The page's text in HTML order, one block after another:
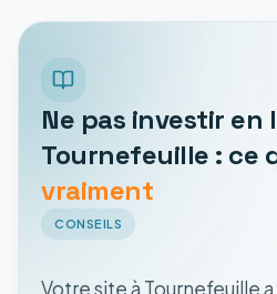
Ne pas investir en
Tournefeuille : ce
vraiment
CONSEILS
Votre site à Tournefeuille